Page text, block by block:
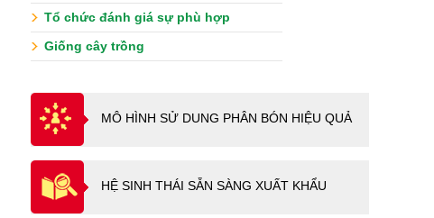
Tổ chức đánh giá sự phù hợp
Giống cây trồng
MÔ HÌNH SỬ DUNG PHÂN BÓN HIỆU QUẢ
HỆ SINH THÁI SẴN SÀNG XUẤT KHẨU